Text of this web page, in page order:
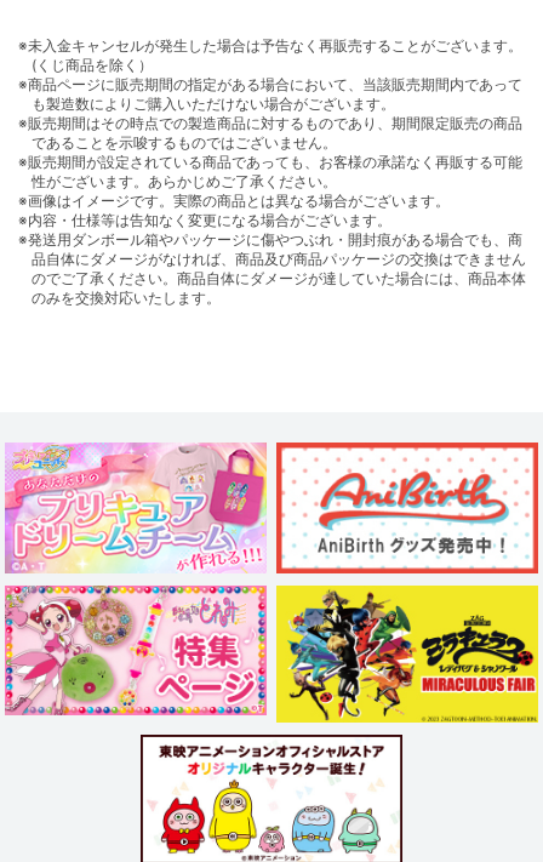
※未入金キャンセルが発生した場合は予告なく再販売することがございます。
(くじ商品を除く）
※商品ページに販売期間の指定がある場合において、当該販売期間内であって
も製造数によりご購入いただけない場合がございます。
※販売期間はその時点での製造商品に対するものであり、期間限定販売の商品
であることを示唆するものではございません。
※販売期間が設定されている商品であっても、お客様の承諾なく再販する可能
性がございます。あらかじめご了承ください。
※画像はイメージです。実際の商品とは異なる場合がございます。
※内容・仕様等は告知なく変更になる場合がございます。
※発送用ダンボール箱やパッケージに傷やつぶれ・開封痕がある場合でも、商
品自体にダメージがなければ、商品及び商品パッケージの交換はできません
のでご了承ください。商品自体にダメージが達していた場合には、商品本体
のみを交換対応いたします。